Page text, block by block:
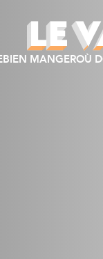
BIEN MANGEROÙ